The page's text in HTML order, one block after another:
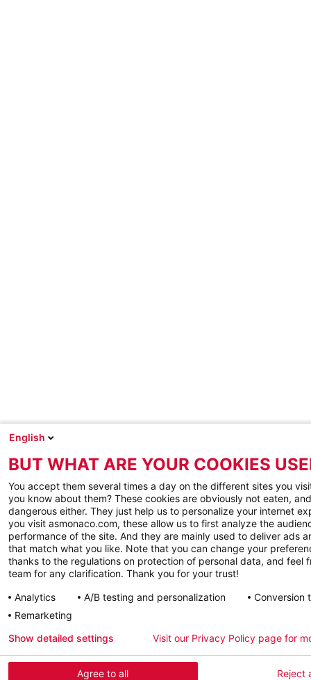
English
BUT WHAT ARE YOUR COOKIES
You accept them several times a day on the different sites you
you know about them? These cookies are obviously not eaten,
dangerous either. They just help us to personalize your internet
you visit asmonaco.com, these allow us to first analyze the
performance of the site. And they are mainly used to deliver ads
that match what you like. Note that you can change your
thanks to the regulations on protection of personal data, and feel
team for any clarification. Thank you for your trust!
Analytics
A/B testing and personalization
Conversion
Remarketing
Agree to all Reject
Show detailed settings Visit our Privacy Policy page for